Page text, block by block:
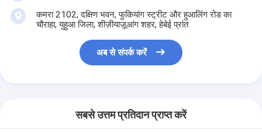
कमरा 2102, दक्षिण भवन, फुकियांग स्ट्रीट और हुआलिंग रोड का
चौराहा, युहुआ जिला, शीज़ीयाज़ूआंग शहर, हेबेई प्रांत
अब से संपर्क करें
सबसे उत्तम प्रतिदान प्राप्त करें